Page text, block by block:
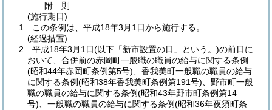
附 則
(施行期日)
1
この条例は、平成18年3月1日から施行する。
(経過措置)
2
平成18年3月1日(以下「新市設置の日」という。)の前日に
おいて、合併前の赤岡町一般職の職員の給与に関する条例
(昭和44年赤岡町条例第5号) 、香我美町一般職の職員の給与
に関する条例(昭和38年香我美町条例第191号) 、野市町一般
職の職員の給与に関する条例(昭和43年野市町条例第14
号) 、一般職の職員の給与に関する条例(昭和36年夜須町条